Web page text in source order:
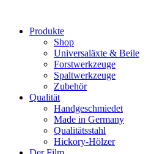
Produkte
Shop
Universaläxte & Beile
Forstwerkzeuge
Spaltwerkzeuge
Zubehör
Qualität
Handgeschmiedet
Made in Germany
Qualitätsstahl
Hickory-Hölzer